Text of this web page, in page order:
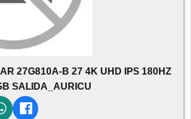
27G810A-B 27 4K UHD IPS 180HZ
SALIDA_AURICU